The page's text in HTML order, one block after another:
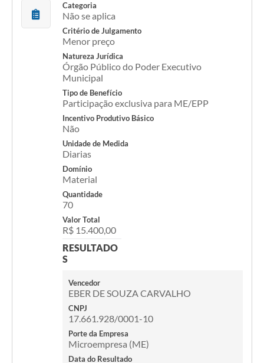
Categoria
Não se aplica
Critério de Julgamento
Menor preço
Natureza Jurídica
Órgão Público do Poder Executivo
Municipal
Tipo de Benefício
Participação exclusiva para ME/EPP
Incentivo Produtivo Básico
Não
Unidade de Medida
Diarias
Domínio
Material
Quantidade
70
Valor Total
R$ 15.400,00
RESULTADO
S
Vencedor
EBER DE SOUZA CARVALHO
CNPJ
17.661.928/0001-10
Porte da Empresa
Microempresa (ME)
Data do Resultado